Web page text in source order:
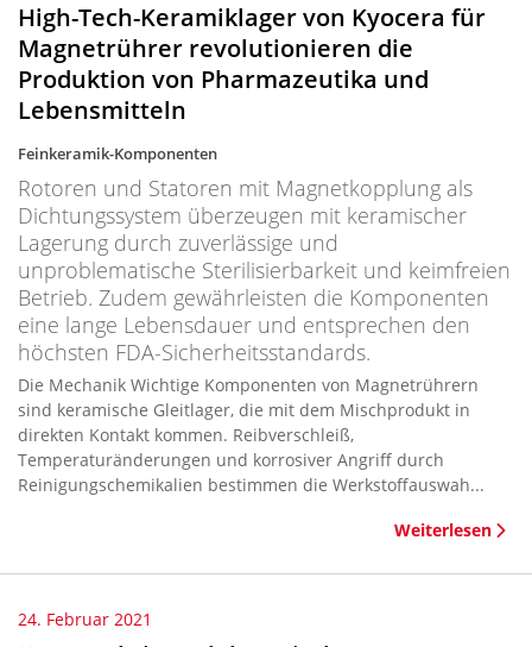
High-Tech-Keramiklager von Kyocera für
Magnetrührer revolutionieren die
Produktion von Pharmazeutika und
Lebensmitteln
Feinkeramik-Komponenten
Rotoren und Statoren mit Magnetkopplung als
Dichtungssystem überzeugen mit keramischer
Lagerung durch zuverlässige und
unproblematische Sterilisierbarkeit und keimfreien
Betrieb. Zudem gewährleisten die Komponenten
eine lange Lebensdauer und entsprechen den
höchsten FDA-Sicherheitsstandards.
Die Mechanik Wichtige Komponenten von Magnetrührern
sind keramische Gleitlager, die mit dem Mischprodukt in
direkten Kontakt kommen. Reibverschleiß,
Temperaturänderungen und korrosiver Angriff durch
Reinigungschemikalien bestimmen die Werkstoffauswah...
Weiterlesen
24. Februar 2021